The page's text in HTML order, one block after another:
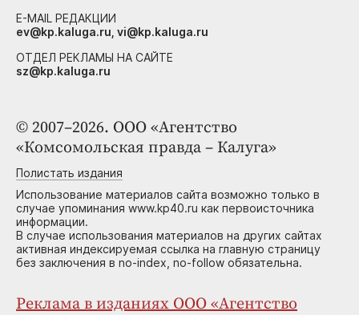
© 2007–2026. ООО «Агентство
«Комсомольская правда – Калуга»
Полистать издания
Использование материалов сайта возможно только в
случае упоминания www.kp40.ru как первоисточника
информации.
В случае использования материалов на других сайтах
активная индексируемая ссылка на главную страницу
без заключения в no-index, no-follow обязательна.
Реклама в изданиях ООО «Агентство
E-MAIL РЕДАКЦИИ
ev@kp.kaluga.ru, vi@kp.kaluga.ru
ОТДЕЛ РЕКЛАМЫ НА САЙТЕ
sz@kp.kaluga.ru